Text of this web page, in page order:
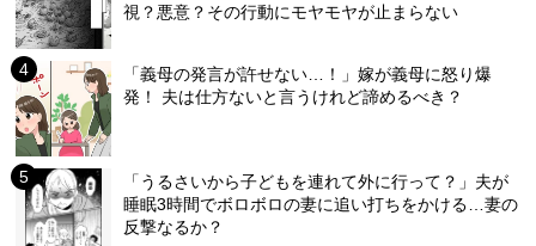
視？悪意？その行動にモヤモヤが止まらない
「義母の発言が許せない…！」嫁が義母に怒り爆
発！ 夫は仕方ないと言うけれど諦めるべき？
「うるさいから子どもを連れて外に行って？」夫が
睡眠3時間でボロボロの妻に追い打ちをかける…妻の
反撃なるか？